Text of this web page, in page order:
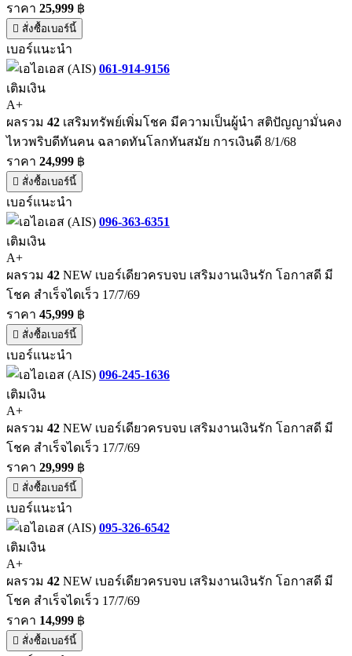
ราคา 25,999 ฿
สั่งซื้อเบอร์นี้
เบอร์แนะนำ
061-914-9156
เติมเงิน
A+
ผลรวม 42 เสริมทรัพย์เพิ่มโชค มีความเป็นผู้นำ สติปัญญามั่นคง
ไหวพริบดีทันคน ฉลาดทันโลกทันสมัย การเงินดี 8/1/68
ราคา 24,999 ฿
สั่งซื้อเบอร์นี้
เบอร์แนะนำ
096-363-6351
เติมเงิน
A+
ผลรวม 42 NEW เบอร์เดียวครบจบ เสริมงานเงินรัก โอกาสดี มี
โชค สำเร็จไดเร็ว 17/7/69
ราคา 45,999 ฿
สั่งซื้อเบอร์นี้
เบอร์แนะนำ
096-245-1636
เติมเงิน
A+
ผลรวม 42 NEW เบอร์เดียวครบจบ เสริมงานเงินรัก โอกาสดี มี
โชค สำเร็จไดเร็ว 17/7/69
ราคา 29,999 ฿
สั่งซื้อเบอร์นี้
เบอร์แนะนำ
095-326-6542
เติมเงิน
A+
ผลรวม 42 NEW เบอร์เดียวครบจบ เสริมงานเงินรัก โอกาสดี มี
โชค สำเร็จไดเร็ว 17/7/69
ราคา 14,999 ฿
สั่งซื้อเบอร์นี้